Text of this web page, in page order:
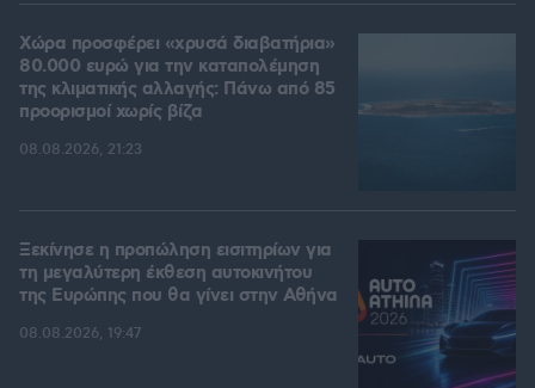
Χώρα προσφέρει «χρυσά διαβατήρια»
80.000 ευρώ για την καταπολέμηση
της κλιματικής αλλαγής: Πάνω από 85
προορισμοί χωρίς βίζα
08.08.2026, 21:23
Ξεκίνησε η προπώληση εισιτηρίων για
τη μεγαλύτερη έκθεση αυτοκινήτου
της Ευρώπης που θα γίνει στην Αθήνα
08.08.2026, 19:47